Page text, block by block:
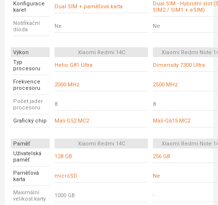
Konfigurace
karet
Dual SIM + paměťová karta
Dual SIM - Hybridní slot
SIM2 / SIM1 + eSIM)
Notifikační
dioda
Ne Ne
Výkon Xiaomi Redmi 14C
Xiaomi Redmi Note
Typ
procesoru
Helio G81 Ultra Dimensity 7300 Ultra
Frekvence
procesoru
2000 MHz 2500 MHz
Počet jader
procesoru
8 8
Grafický chip Mali-G52 MC2 Mali-G615 MC2
Paměť Xiaomi Redmi 14C
Xiaomi Redmi Note
Uživatelská
paměť
128 GB 256 GB
Paměťová
karta
microSD Ne
Maximální
velikost karty
1000 GB -